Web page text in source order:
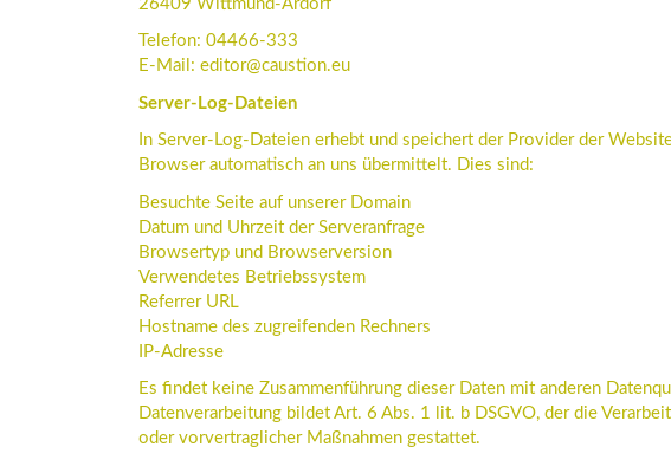
26409 Wittmund-Ardorf
Telefon: 04466-333
E-Mail: editor@caustion.eu
Server-Log-Dateien
In Server-Log-Dateien erhebt und speichert der Provider der
Browser automatisch an uns übermittelt. Dies sind:
Besuchte Seite auf unserer Domain
Datum und Uhrzeit der Serveranfrage
Browsertyp und Browserversion
Verwendetes Betriebssystem
Referrer URL
Hostname des zugreifenden Rechners
IP-Adresse
Es findet keine Zusammenführung dieser Daten mit anderen
Datenverarbeitung bildet Art. 6 Abs. 1 lit. b DSGVO, der die
oder vorvertraglicher Maßnahmen gestattet.